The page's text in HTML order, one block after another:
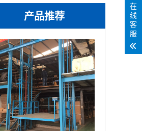
产品推荐
在
线
客
服